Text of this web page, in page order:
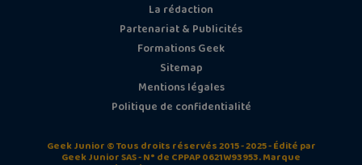
La rédaction
Partenariat & Publicités
Formations Geek
Sitemap
Mentions légales
Politique de confidentialité
Geek Junior © Tous droits réservés 2015 - 2025 - Édité par
Geek Junior SAS - N° de CPPAP 0621W93953. Marque